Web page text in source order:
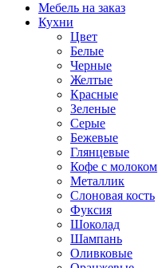
Мебель на заказ
Кухни
Цвет
Белые
Черные
Желтые
Красные
Зеленые
Серые
Бежевые
Глянцевые
Кофе с молоком
Металлик
Слоновая кость
Фуксия
Шоколад
Шампань
Оливковые